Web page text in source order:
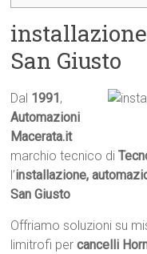
San Giusto
Dal 1991 ,
Automazioni
Macerata.it
marchio tecnico di
l’installazione,
San Giusto
Offriamo soluzioni su
limitrofi percancelli